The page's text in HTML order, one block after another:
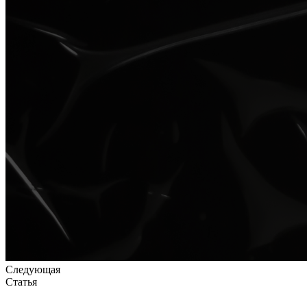
Следующая
Статья